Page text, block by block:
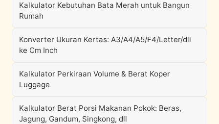
Kalkulator Kebutuhan Bata Merah untuk Bangun
Rumah
Konverter Ukuran Kertas: A3/A4/A5/F4/Letter/dll
ke Cm Inch
Kalkulator Perkiraan Volume & Berat Koper
Luggage
Kalkulator Berat Porsi Makanan Pokok: Beras,
Jagung, Gandum, Singkong, dll